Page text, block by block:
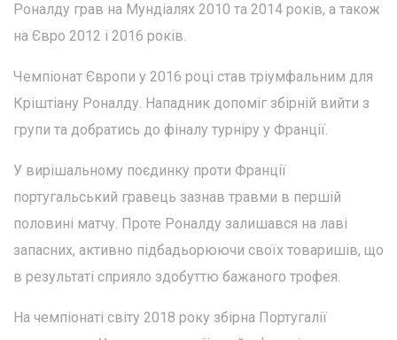
Роналду грав на Мундіалях 2010 та 2014 років, а також
на Євро 2012 і 2016 років.
Чемпіонат Європи у 2016 році став тріумфальним для
Кріштіану Роналду. Нападник допоміг збірній вийти з
групи та добратись до фіналу турніру у Франції.
У вирішальному поєдинку проти Франції
португальський гравець зазнав травми в першій
половині матчу. Проте Роналду залишався на лаві
запасних, активно підбадьорюючи своїх товаришів, що
в результаті сприяло здобуттю бажаного трофея.
На чемпіонаті світу 2018 року збірна Португалії